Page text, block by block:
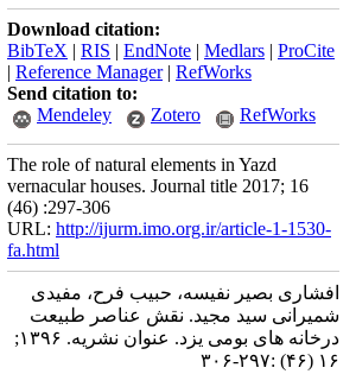
Download citation:
BibTeX | RIS | EndNote | Medlars | ProCite
| Reference Manager| RefWorks
Send citation to:
Mendeley
Zotero RefWorks
The role of natural elements in Yazd
vernacular houses. Journal title 2017; 16
(46) :297-306
URL: http://ijurm.imo.org.ir/article-1-1530-
fa.html
افشاری بصیر نفیسه، حبیب فرح، مفیدی
شمیرانی سید مجید. نقش عناصر طبیعت
درخانه های بومی یزد. عنوان نشریه. ۱۳۹۶;
۱۶ (۴۶) :۲۹۷-۳۰۶